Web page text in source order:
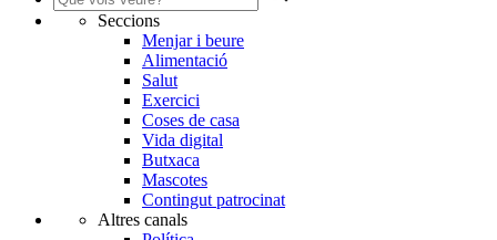
Seccions
Menjar i beure
Alimentació
Salut
Exercici
Coses de casa
Vida digital
Butxaca
Mascotes
Contingut patrocinat
Altres canals